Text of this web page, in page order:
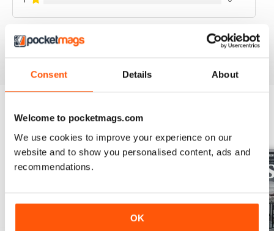
Consent Details About
Welcome to pocketmags.com
We use cookies to improve your experience on our
website and to show you personalised content, ads and
recommendations.
OK
BACK ISSUES